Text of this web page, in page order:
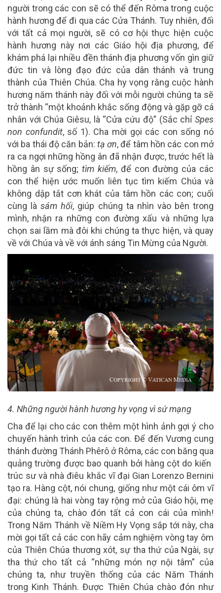
người trong các con sẽ có thể đến Rôma trong cuộc
hành hương để đi qua các Cửa Thánh. Tuy nhiên, đối
với tất cả mọi người, sẽ có cơ hội thực hiện cuộc
hành hương này nơi các Giáo hội địa phương, để
khám phá lại nhiều đền thánh địa phương vốn gìn giữ
đức tin và lòng đạo đức của dân thánh và trung
thành của Thiên Chúa. Cha hy vọng rằng cuộc hành
hương năm thánh này đối với mỗi người chúng ta sẽ
trở thành “một khoảnh khắc sống động và gặp gỡ cá
nhân với Chúa Giêsu, là “Cửa cứu độ” (Sắc chỉ Spes
non confundit, số 1). Cha mời gọi các con sống nó
với ba thái độ căn bản: tạ ơn, để tâm hồn các con mở
ra ca ngợi những hồng ân đã nhận được, trước hết là
hồng ân sự sống;tìm kiếm, để con đường của các
con thể hiện ước muốn liên tục tìm kiếm Chúa và
không dập tắt cơn khát của tâm hồn các con; cuối
cùng làsám hối, giúp chúng ta nhìn vào bên trong
mình, nhận ra những con đường xấu và những lựa
chọn sai lầm mà đôi khi chúng ta thực hiện, và quay
về với Chúa và về với ánh sáng Tin Mừng của Người.
4. Những người hành hương hy vọng vì sứ mạng
Cha để lại cho các con thêm một hình ảnh gợi ý cho
chuyến hành trình của các con. Để đến Vương cung
thánh đường Thánh Phêrô ở Rôma, các con băng qua
quảng trường được bao quanh bởi hàng cột do kiến ​​
trúc sư và nhà điêu khắc vĩ đại Gian Lorenzo Bernini
tạo ra. Hàng cột, nói chung, giống như một cái ôm vĩ
đại: chúng là hai vòng tay rộng mở của Giáo hội, mẹ
của chúng ta, chào đón tất cả con cái của mình!
Trong Năm Thánh về Niềm Hy Vọng sắp tới này, cha
mời gọi tất cả các con hãy cảm nghiệm vòng tay ôm
của Thiên Chúa thương xót, sự tha thứ của Ngài, sự
tha thứ cho tất cả “những món nợ nội tâm” của
chúng ta, như truyền thống của các Năm Thánh
trong Kinh Thánh. Được Thiên Chúa chào đón như